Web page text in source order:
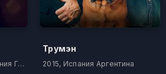
2022, США Великобритания Германия Италия
Трумэн
2015, Испания Аргентина